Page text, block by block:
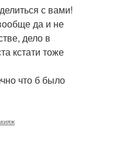
с вами!
да и не
дело в
кстати тоже
что б было